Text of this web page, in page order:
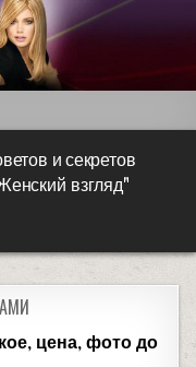
и секретов
взгляд"
цена, фото до